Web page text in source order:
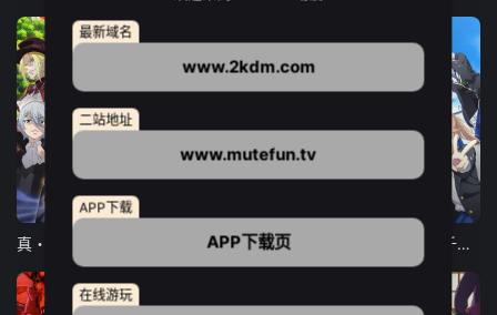
12集全
东京猫猫 NEW～♡ 弹珠汽水瓶里的千岁同学
最新域名
www.2kdm.com
二站地址
www.mutefun.tv
APP下载
APP下载页
在线游玩